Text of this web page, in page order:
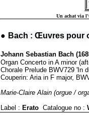
Un achat via
● Bach : Œuvres pour
Johann Sebastian Bach
Organ Concerto in A minor
Chorale Prelude BWV729 'In
Couperin: Aria in F major,
Marie-Claire Alain (orgue /
Label : Erato Catalogue no :